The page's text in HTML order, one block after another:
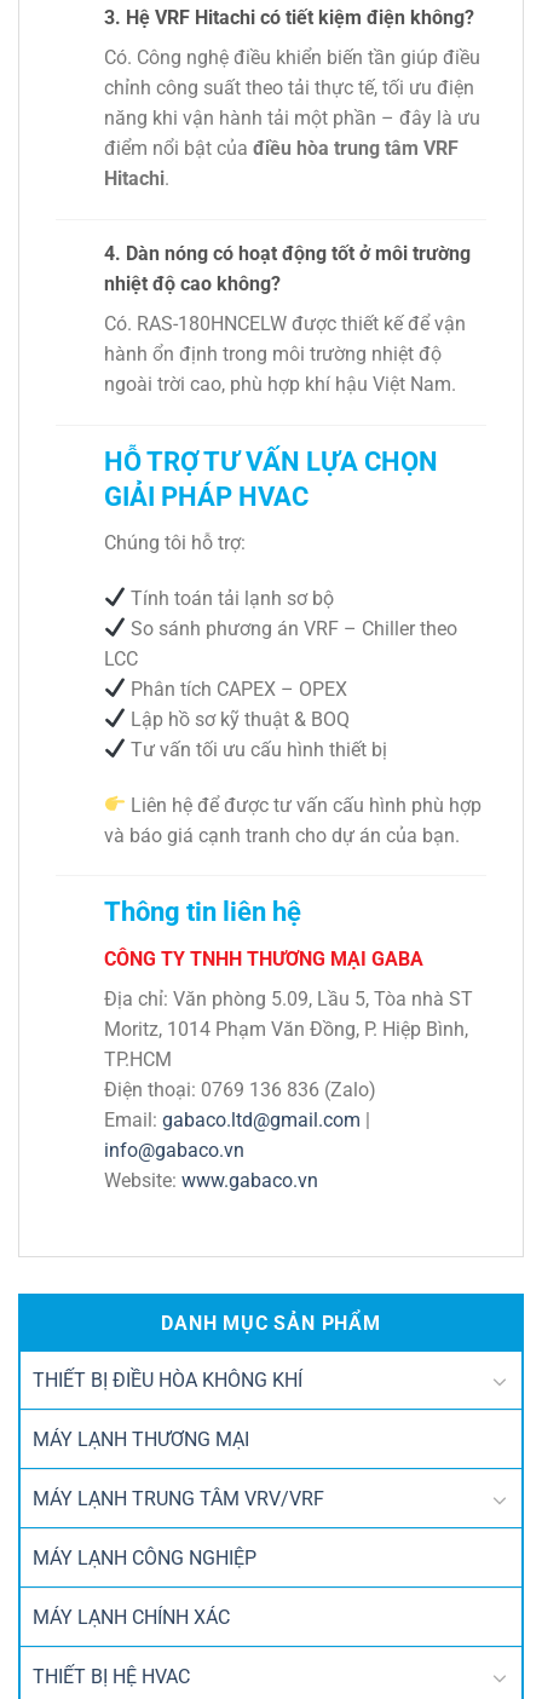
3. Hệ VRF Hitachi có tiết kiệm điện không?
Có. Công nghệ điều khiển biến tần giúp điều
chỉnh công suất theo tải thực tế, tối ưu điện
năng khi vận hành tải một phần – đây là ưu
điểm nổi bật của điều hòa trung tâm VRF
Hitachi.
4. Dàn nóng có hoạt động tốt ở môi trường
nhiệt độ cao không?
Có. RAS-180HNCELW được thiết kế để vận
hành ổn định trong môi trường nhiệt độ
ngoài trời cao, phù hợp khí hậu Việt Nam.
HỖ TRỢ TƯ VẤN LỰA CHỌN
GIẢI PHÁP HVAC
Chúng tôi hỗ trợ:
Tính toán tải lạnh sơ bộ
So sánh phương án VRF – Chiller theo
LCC
Phân tích CAPEX – OPEX
Lập hồ sơ kỹ thuật & BOQ
Tư vấn tối ưu cấu hình thiết bị
Liên hệ để được tư vấn cấu hình phù hợp
và báo giá cạnh tranh cho dự án của bạn.
Thông tin liên hệ
CÔNG TY TNHH THƯƠNG MẠI GABA
Địa chỉ: Văn phòng 5.09, Lầu 5, Tòa nhà ST
Moritz, 1014 Phạm Văn Đồng, P. Hiệp Bình,
TP.HCM
Điện thoại: 0769 136 836 (Zalo)
Email: gabaco.ltd@gmail.com |
info@gabaco.vn
Website: www.gabaco.vn
DANH MỤC SẢN PHẨM
THIẾT BỊ ĐIỀU HÒA KHÔNG KHÍ
MÁY LẠNH THƯƠNG MẠI
MÁY LẠNH TRUNG TÂM VRV/VRF
MÁY LẠNH CÔNG NGHIỆP
MÁY LẠNH CHÍNH XÁC
THIẾT BỊ HỆ HVAC